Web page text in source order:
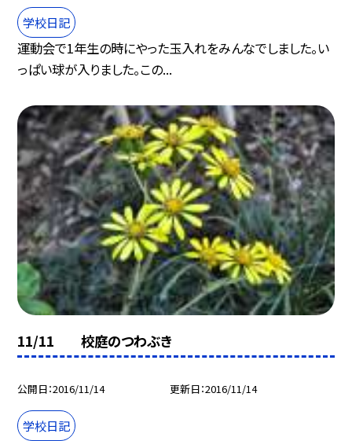
学校日記
運動会で1年生の時にやった玉入れをみんなでしました。い
っぱい球が入りました。この...
11/11 校庭のつわぶき
公開日 2016/11/14 更新日 2016/11/14
学校日記